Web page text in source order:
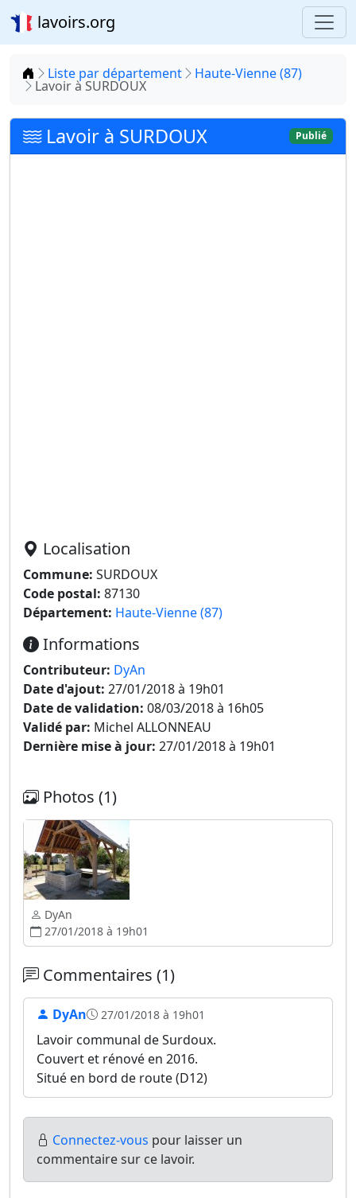
lavoirs.org
Accueil
Liste par département Haute-Vienne (87)
Lavoir à SURDOUX
Lavoir à SURDOUX Publié
Localisation
Commune: SURDOUX
Code postal: 87130
Département: Haute-Vienne (87)
Informations
Contributeur: DyAn
Date d'ajout: 27/01/2018 à 19h01
Date de validation: 08/03/2018 à 16h05
Validé par: Michel ALLONNEAU
Dernière mise à jour: 27/01/2018 à 19h01
Photos (1)
DyAn
27/01/2018 à 19h01
Commentaires (1)
DyAn 27/01/2018 à 19h01
Lavoir communal de Surdoux.
Couvert et rénové en 2016.
Situé en bord de route (D12)
Connectez-vous pour laisser un
commentaire sur ce lavoir.